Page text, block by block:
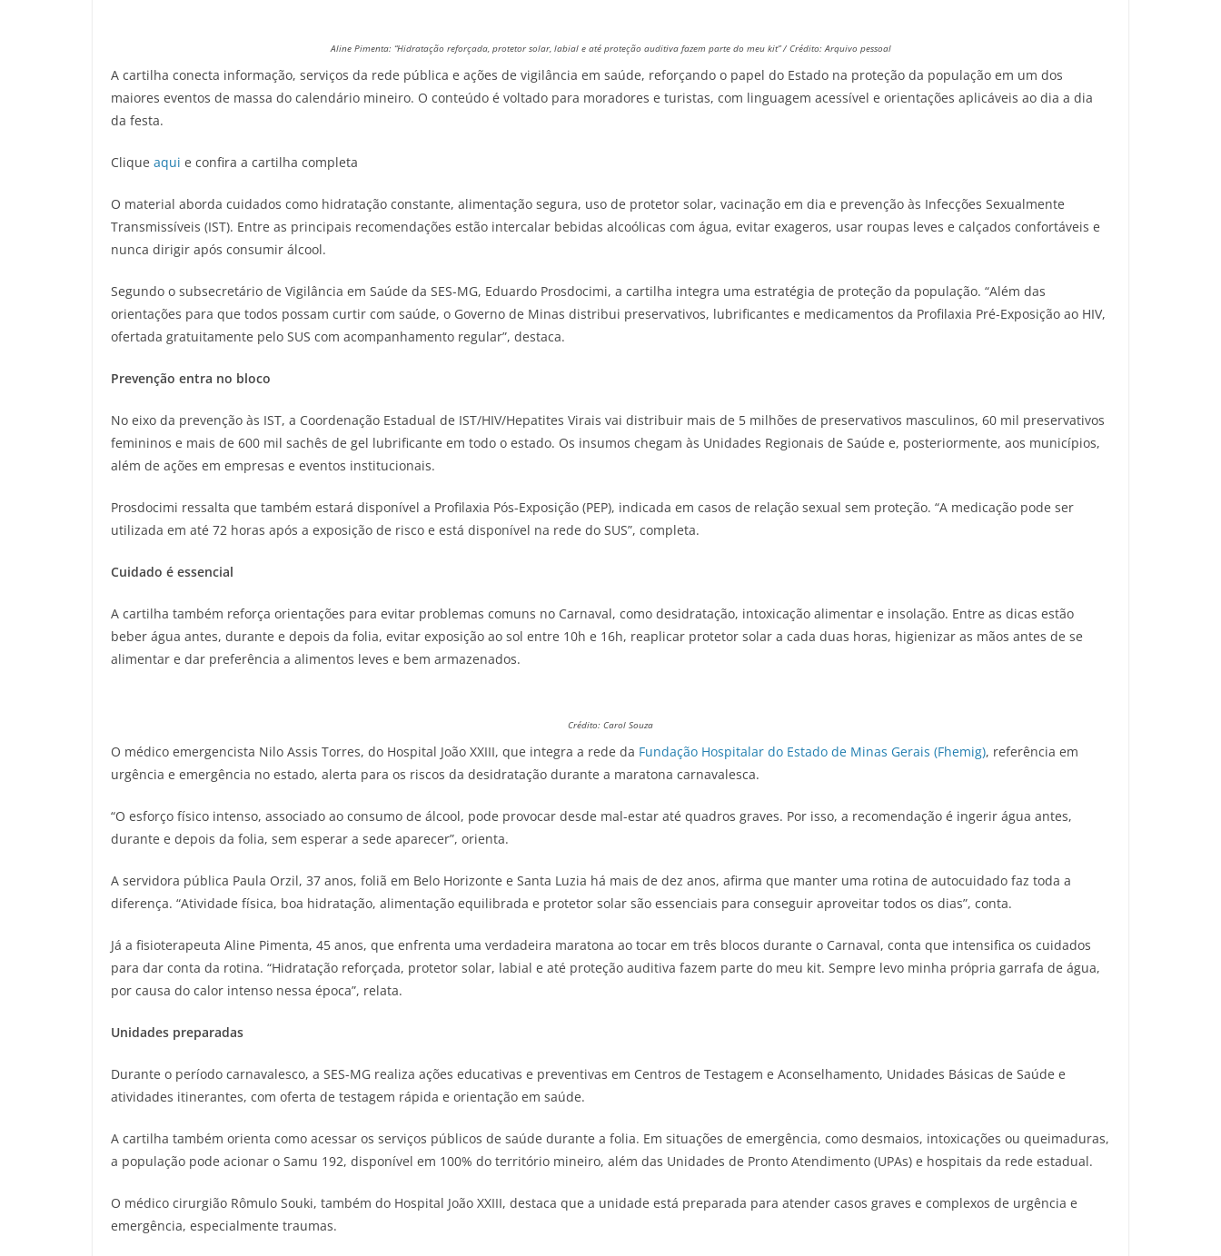
Aline Pimenta: “Hidratação reforçada, protetor solar, labial e até proteção auditiva fazem parte do meu kit” / Crédito: Arquivo pessoal
A cartilha conecta informação, serviços da rede pública e ações de vigilância em saúde, reforçando o papel do Estado na proteção da população em um dos
maiores eventos de massa do calendário mineiro. O conteúdo é voltado para moradores e turistas, com linguagem acessível e orientações aplicáveis ao dia a dia
da festa.
Clique aqui e confira a cartilha completa
O material aborda cuidados como hidratação constante, alimentação segura, uso de protetor solar, vacinação em dia e prevenção às Infecções Sexualmente
Transmissíveis (IST). Entre as principais recomendações estão intercalar bebidas alcoólicas com água, evitar exageros, usar roupas leves e calçados confortáveis e
nunca dirigir após consumir álcool.
Segundo o subsecretário de Vigilância em Saúde da SES-MG, Eduardo Prosdocimi, a cartilha integra uma estratégia de proteção da população. “Além das
orientações para que todos possam curtir com saúde, o Governo de Minas distribui preservativos, lubrificantes e medicamentos da Profilaxia Pré-Exposição ao HIV,
ofertada gratuitamente pelo SUS com acompanhamento regular”, destaca.
Prevenção entra no bloco
No eixo da prevenção às IST, a Coordenação Estadual de IST/HIV/Hepatites Virais vai distribuir mais de 5 milhões de preservativos masculinos, 60 mil preservativos
femininos e mais de 600 mil sachês de gel lubrificante em todo o estado. Os insumos chegam às Unidades Regionais de Saúde e, posteriormente, aos municípios,
além de ações em empresas e eventos institucionais.
Prosdocimi ressalta que também estará disponível a Profilaxia Pós-Exposição (PEP), indicada em casos de relação sexual sem proteção. “A medicação pode ser
utilizada em até 72 horas após a exposição de risco e está disponível na rede do SUS”, completa.
Cuidado é essencial
A cartilha também reforça orientações para evitar problemas comuns no Carnaval, como desidratação, intoxicação alimentar e insolação. Entre as dicas estão
beber água antes, durante e depois da folia, evitar exposição ao sol entre 10h e 16h, reaplicar protetor solar a cada duas horas, higienizar as mãos antes de se
alimentar e dar preferência a alimentos leves e bem armazenados.
Crédito: Carol Souza
O médico emergencista Nilo Assis Torres, do Hospital João XXIII, que integra a rede da Fundação Hospitalar do Estado de Minas Gerais (Fhemig), referência em
urgência e emergência no estado, alerta para os riscos da desidratação durante a maratona carnavalesca.
“O esforço físico intenso, associado ao consumo de álcool, pode provocar desde mal-estar até quadros graves. Por isso, a recomendação é ingerir água antes,
durante e depois da folia, sem esperar a sede aparecer”, orienta.
A servidora pública Paula Orzil, 37 anos, foliã em Belo Horizonte e Santa Luzia há mais de dez anos, afirma que manter uma rotina de autocuidado faz toda a
diferença. “Atividade física, boa hidratação, alimentação equilibrada e protetor solar são essenciais para conseguir aproveitar todos os dias”, conta.
Já a fisioterapeuta Aline Pimenta, 45 anos, que enfrenta uma verdadeira maratona ao tocar em três blocos durante o Carnaval, conta que intensifica os cuidados
para dar conta da rotina. “Hidratação reforçada, protetor solar, labial e até proteção auditiva fazem parte do meu kit. Sempre levo minha própria garrafa de água,
por causa do calor intenso nessa época”, relata.
Unidades preparadas
Durante o período carnavalesco, a SES-MG realiza ações educativas e preventivas em Centros de Testagem e Aconselhamento, Unidades Básicas de Saúde e
atividades itinerantes, com oferta de testagem rápida e orientação em saúde.
A cartilha também orienta como acessar os serviços públicos de saúde durante a folia. Em situações de emergência, como desmaios, intoxicações ou queimaduras,
a população pode acionar o Samu 192, disponível em 100% do território mineiro, além das Unidades de Pronto Atendimento (UPAs) e hospitais da rede estadual.
O médico cirurgião Rômulo Souki, também do Hospital João XXIII, destaca que a unidade está preparada para atender casos graves e complexos de urgência e
emergência, especialmente traumas.